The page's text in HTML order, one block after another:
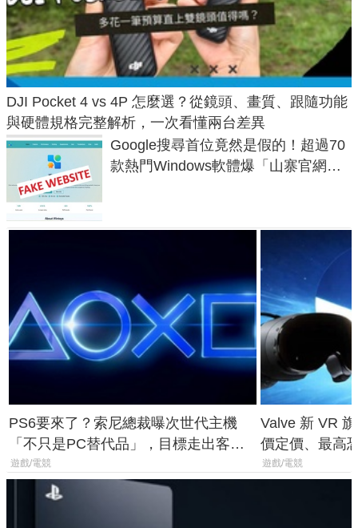
DJI Pocket 4 vs 4P 怎麼選？從鏡頭、畫質、跟隨功能
與硬體規格完整解析，一次看懂兩台差異
Google搜尋首位竟然是假的！超過70
款熱門Windows軟體爆「山寨官網」
PS6要來了？索尼總裁曝次世代主機
「不只是PC替代品」，目標走出客
廳、進軍電競桌面
遊戲/電競
Valve 新 VR
價定價、最高
遊戲/電競